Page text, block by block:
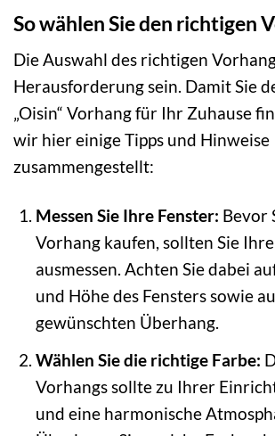
So wählen Sie den richtigen
Die Auswahl des richtigen
Herausforderung sein. Damit Sie
„Oisin“ Vorhang für Ihr Zuhause
wir hier einige Tipps und Hinweise
zusammengestellt:
Messen Sie Ihre Fenster: Bevor
Vorhang kaufen, sollten Sie
ausmessen. Achten Sie dabei
und Höhe des Fensters sowie
gewünschten Überhang.
Wählen Sie die richtige Farbe:
Vorhangs sollte zu Ihrer
und eine harmonische